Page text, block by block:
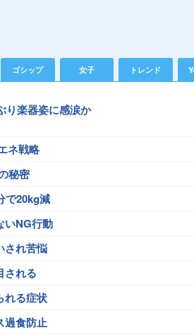
ゴシップ 女子 トレンド
り楽器姿に感涙か
ネ戦略
秘密
で20kg減
いNG行動
され苦悩
される
れる症状
過食防止